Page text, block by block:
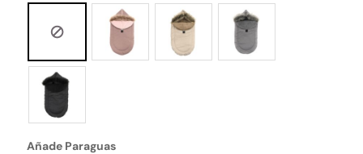
Añade Paraguas